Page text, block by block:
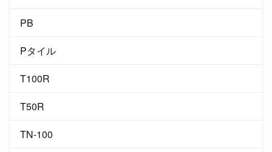
PB
Pタイル
T100R
T50R
TN-100